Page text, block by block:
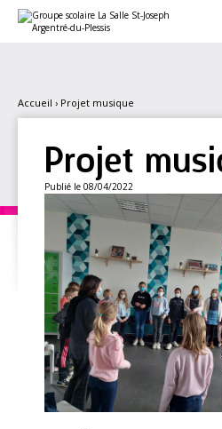
contenu.
personnels
Accueil › Projet musique
Projet
Publié le 08/04/2022